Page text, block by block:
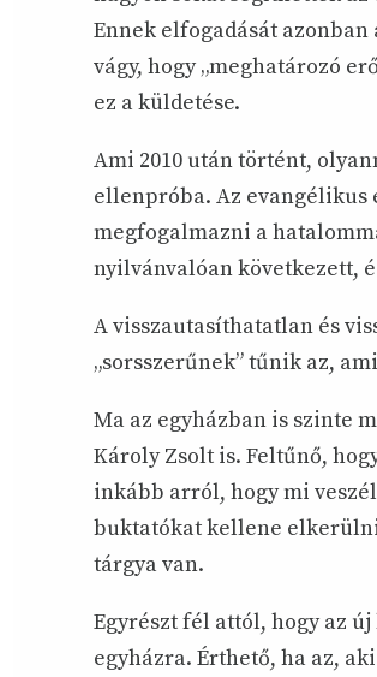
Ennek elfogadását
vágy, hogy „meghatározó
ez a küldetése.
Ami 2010 után történt,
ellenpróba. Az
megfogalmazni a
nyilvánvalóan következett,
A visszautasíthatatlan és
„sorsszerűnek” tűnik az,
Ma az egyházban is szinte
Károly Zsolt is. Feltűnő,
inkább arról, hogy mi
buktatókat kellene
tárgya van.
Egyrészt fél attól, hogy az
egyházra. Érthető, ha az,